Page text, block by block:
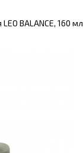
BALANCE, 160